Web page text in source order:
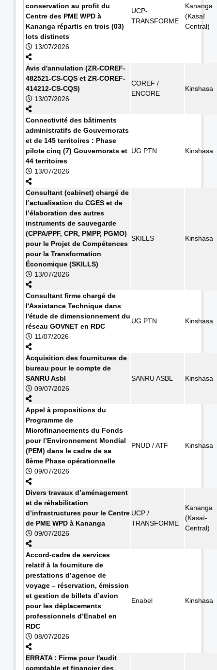
conservation au profit du
Centre des PME WPD à
Kananga répartis en trois (03)
lots distincts
13/07/2026
UCP-
TRANSFORME
Kananga
(Kasaï
Central)
Avis d'annulation (ZR-COREF-
482521-CS-CQS et ZR-COREF-
414212-CS-CQS)
13/07/2026
COREF /
ENCORE
Kinshasa
Connectivité des bâtiments
administratifs de Gouvernorats
et de 145 territoires : Phase
pilote cinq (7) Gouvernorats et
44 territoires
13/07/2026
UG PTN Kinshasa
Consultant (cabinet) chargé de
l’actualisation du CGES et de
l’élaboration des autres
instruments de sauvegarde
(CPPA/PPF, CPR, PMPP, PGMO)
pour le Projet de Compétences
pour la Transformation
Économique (SKILLS)
13/07/2026
SKILLS Kinshasa
Consultant firme chargé de
l'Assistance Technique dans
l'étude de dimensionnement du
réseau GOVNET en RDC
11/07/2026
UG PTN Kinshasa
Acquisition des fournitures de
bureau pour le compte de
SANRU Asbl
09/07/2026
SANRU ASBL Kinshasa
Appel à propositions du
Programme de
Microfinancements du Fonds
pour l’Environnement Mondial
(PEM) dans le cadre de sa
8ème Phase opérationnelle
09/07/2026
PNUD / ATF Kinshasa
Divers travaux d’aménagement
et de réhabilitation
d’infrastructures pour le Centre
de PME WPD à Kananga
09/07/2026
UCP /
TRANSFORME
Kananga
(Kasaï-
Central)
Accord-cadre de services
relatif à la fourniture de
prestations d’agence de
voyage – réservation, émission
et gestion de billets d’avion
pour les déplacements
professionnels d’Enabel en
RDC
08/07/2026
Enabel Kinshasa
ERRATA : Firme pour l'audit
comptable et financier des